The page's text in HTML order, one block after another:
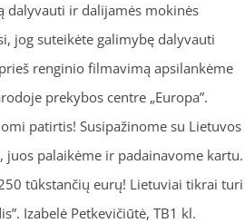
dalyvauti ir dalijamės mokinės
jog suteikėte galimybę dalyvauti
renginio filmavimą apsilankėme
prekybos centre „Europa”.
patirtis! Susipažinome su Lietuvos
juos palaikėme ir padainavome kartu.
tūkstančių eurų! Lietuviai tikrai turi
Izabelė Petkevičiūtė, TB1 kl.